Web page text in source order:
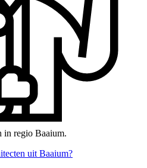
in regio Baaium.
uit Baaium?